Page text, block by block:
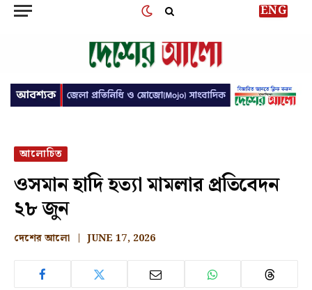
ENG
আলোচিত
ওসমান হাদি হত্যা মামলার প্রতিবেদন
২৮ জুন
দেশের আলো JUNE 17, 2026